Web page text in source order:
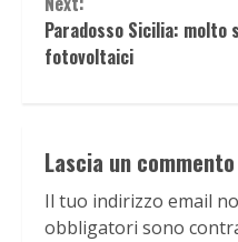
Paradosso Sicilia: molto
fotovoltaici
Lascia un commento
Il tuo indirizzo email
obbligatori sono